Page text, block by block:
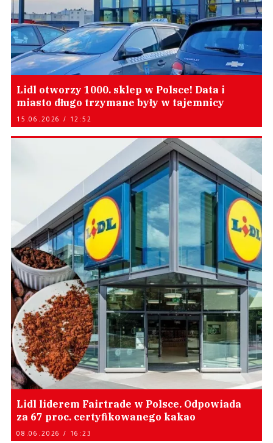
Lidl otworzy 1000. sklep w Polsce! Data i
miasto długo trzymane były w tajemnicy
15.06.2026 / 12:52
Lidl liderem Fairtrade w Polsce. Odpowiada
za 67 proc. certyfikowanego kakao
08.06.2026 / 16:23